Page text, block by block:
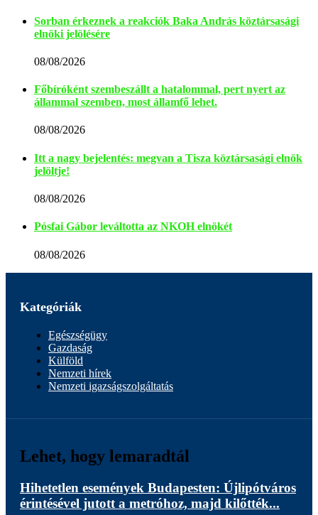
Sorban érkeznek a reakciók Baka András köztársasági
elnöki jelölésére
08/08/2026
Főbíróként szembeszállt a hatalommal, pert nyert az
állammal szemben, most államfő lehet.
08/08/2026
Itt a nagy bejelentés: megvan a Tisza köztársasági elnök
jelöltje!
08/08/2026
Pósfai Gábor leváltotta az NKOH elnökét
08/08/2026
Kategóriák
Egészségügy
Gazdaság
Külföld
Nemzeti hírek
Nemzeti igazságszolgáltatás
Lehet, hogy lemaradtál
Hihetetlen események Budapesten: Újlipótváros
érintésével jutott a metróhoz, majd kilőtték...